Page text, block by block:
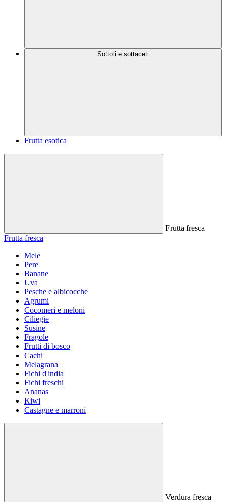
Sottoli e sottaceti
Frutta esotica
Frutta fresca
Frutta fresca
Mele
Pere
Banane
Uva
Pesche e albicocche
Agrumi
Cocomeri e meloni
Ciliegie
Susine
Fragole
Frutti di bosco
Cachi
Melagrana
Fichi d'india
Fichi freschi
Ananas
Kiwi
Castagne e marroni
Verdura fresca